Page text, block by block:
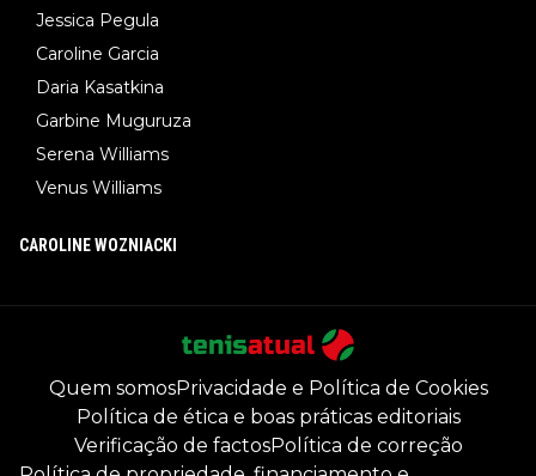
Jessica Pegula
Caroline Garcia
Daria Kasatkina
Garbine Muguruza
Serena Williams
Venus Williams
CAROLINE WOZNIACKI
Quem somosPrivacidade e Política de Cookies
Política de ética e boas práticas editoriais
Verificação de factosPolítica de correção